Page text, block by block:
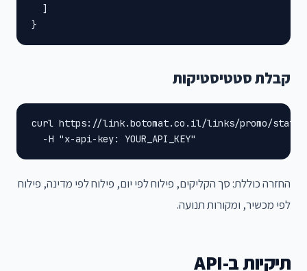
  ]
}
קבלת סטטיסטיקות
curl https://link.botomat.co.il/links/promo/
  -H "x-api-key: YOUR_API_KEY"
החזרה כוללת: סך הקליקים, פילוח לפי יום, פילוח לפי מדינה, פילוח
לפי מכשיר, ומקורות תנועה.
תיקיות ב-API